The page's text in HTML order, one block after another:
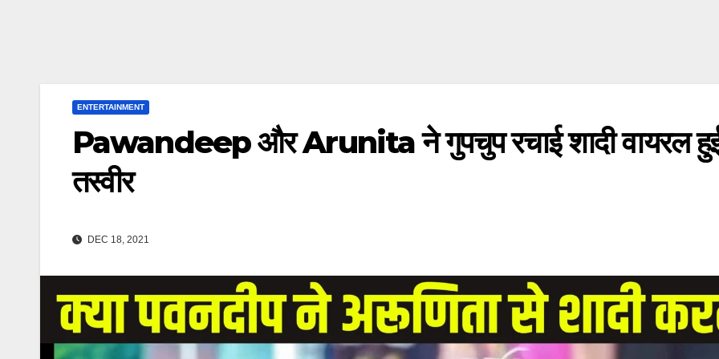
ENTERTAINMENT
Pawandeep और Arunita ने गुपचुप रचाई शादी वायरल
तस्वीर
DEC 18, 2021